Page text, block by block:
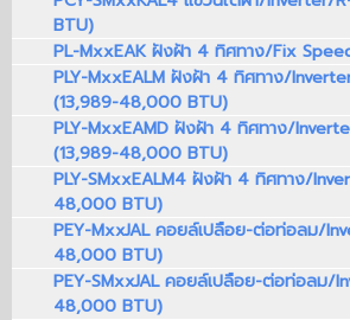
BTU)
PL-MxxEAK ฝังฝ้า 4 ทิศทาง/Fix
PLY-MxxEALM ฝังฝ้า 4 ทิศทาง/
(13,989-48,000 BTU)
PLY-MxxEAMD ฝังฝ้า 4 ทิศทาง/
(13,989-48,000 BTU)
PLY-SMxxEALM4 ฝังฝ้า 4 ทิศทาง/
48,000 BTU)
PEY-MxxJAL คอยล์เปลือย-ต่อท่อลม/
48,000 BTU)
PEY-SMxxJAL คอยล์เปลือย-ต่อท่อลม/
48,000 BTU)